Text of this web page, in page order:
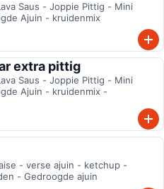
Saus - Joppie Pittig - Mini
Ajuin - kruidenmix
extra pittig
Saus - Joppie Pittig - Mini
Ajuin - kruidenmix -
- verse ajuin - ketchup -
- Gedroogde ajuin